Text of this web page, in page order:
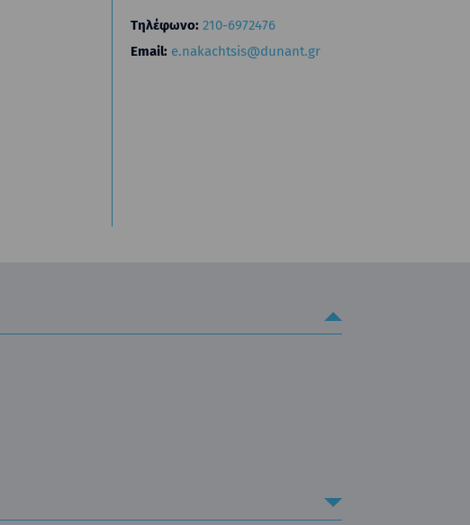
Τηλέφωνο: 210-6972476
Email: e.nakachtsis@dunant.gr